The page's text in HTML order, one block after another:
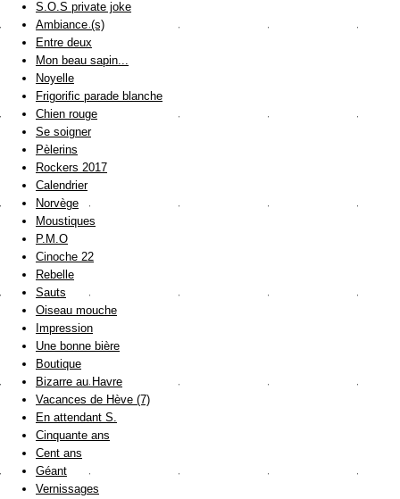
S.O.S private joke
Ambiance (s)
Entre deux
Mon beau sapin...
Noyelle
Frigorific parade blanche
Chien rouge
Se soigner
Pèlerins
Rockers 2017
Calendrier
Norvège
Moustiques
P.M.O
Cinoche 22
Rebelle
Sauts
Oiseau mouche
Impression
Une bonne bière
Boutique
Bizarre au Havre
Vacances de Hève (7)
En attendant S.
Cinquante ans
Cent ans
Géant
Vernissages